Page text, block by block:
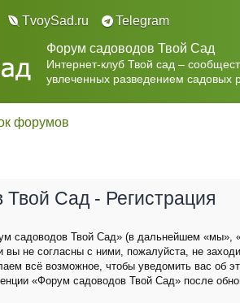
TvoySad.ru
Telegram
Форум садоводов Твой Сад
Интернет-клуб Твой сад –
увлеченных разведением садовых
форумов
Сад - Регистрация
садоводов Твой Сад» (в дальнейшем «мы»,
не согласны с ними, пожалуйста, не
всё возможное, чтобы уведомить вас об
«Форум садоводов Твой Сад» после